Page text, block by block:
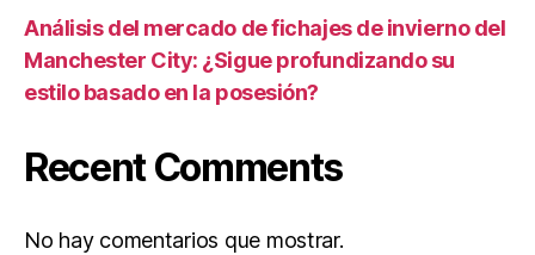
Análisis del mercado de fichajes de invierno del
Manchester City: ¿Sigue profundizando su
estilo basado en la posesión?
Recent Comments
No hay comentarios que mostrar.